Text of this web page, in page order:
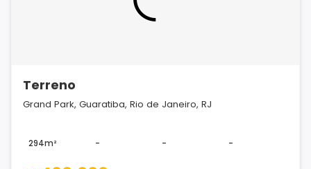
Terreno
Grand Park, Guaratiba, Rio de Janeiro, RJ
294m² - - -